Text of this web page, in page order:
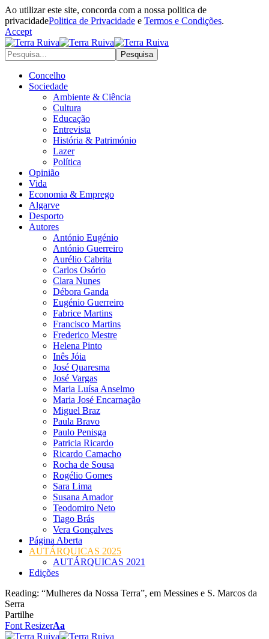
Ao utilizar este site, concorda com a nossa politica de
privacidadePolitica de Privacidade e Termos e Condições.
Accept
Concelho
Sociedade
Ambiente & Ciência
Cultura
Educação
Entrevista
História & Património
Lazer
Política
Opinião
Vida
Economia & Emprego
Algarve
Desporto
Autores
António Eugénio
António Guerreiro
Aurélio Cabrita
Carlos Osório
Clara Nunes
Débora Ganda
Eugénio Guerreiro
Fabrice Martins
Francisco Martins
Frederico Mestre
Helena Pinto
Inês Jóia
José Quaresma
José Vargas
Maria Luísa Anselmo
Maria José Encarnação
Miguel Braz
Paula Bravo
Paulo Penisga
Patricia Ricardo
Ricardo Camacho
Rocha de Sousa
Rogélio Gomes
Sara Lima
Susana Amador
Teodomiro Neto
Tiago Brás
Vera Gonçalves
Página Aberta
AUTÁRQUICAS 2025
AUTÁRQUICAS 2021
Edições
Reading: “Mulheres da Nossa Terra”, em Messines e S. Marcos da
Serra
Partilhe
Font ResizerAa